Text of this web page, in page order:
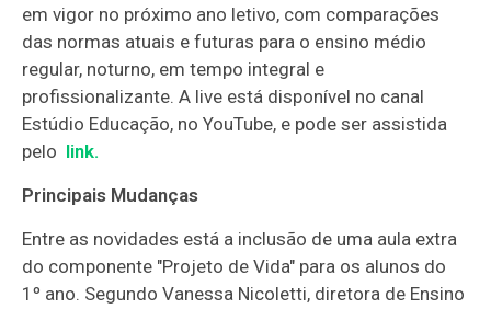
em vigor no próximo ano letivo, com comparações
das normas atuais e futuras para o ensino médio
regular, noturno, em tempo integral e
profissionalizante. A live está disponível no canal
Estúdio Educação, no YouTube, e pode ser assistida
pelo link.
Principais Mudanças
Entre as novidades está a inclusão de uma aula extra
do componente "Projeto de Vida" para os alunos do
1º ano. Segundo Vanessa Nicoletti, diretora de Ensino